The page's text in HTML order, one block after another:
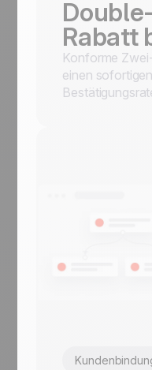
Rabatt
Konforme
einen